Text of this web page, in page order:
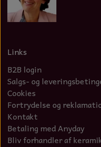
Links
B2B login
Salgs- og
Cookies
Fortrydelse og
Kontakt
Betaling med Anyday
Bliv forhandler af